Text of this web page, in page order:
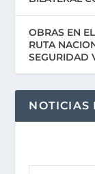
OBRAS EN
RUTA
SEGURIDAD
NOTICIAS